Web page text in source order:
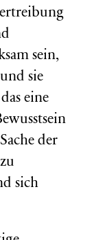
sein,
sie
eine
der
sich